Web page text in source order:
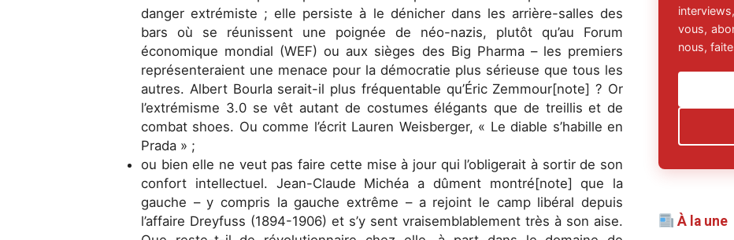
danger extrémiste ; elle persiste à le dénicher dans les arrière-salles des
bars où se réunissent une poignée de néo-nazis, plutôt qu’au Forum
économique mondial (WEF) ou aux sièges des Big Pharma – les premiers
représenteraient une menace pour la démocratie plus sérieuse que tous les
autres. Albert Bourla serait-il plus fréquentable qu’Éric Zemmour[note] ? Or
l’extrémisme 3.0 se vêt autant de costumes élégants que de treillis et de
combat shoes. Ou comme l’écrit Lauren Weisberger, « Le diable s’habille en
Prada » ;
ou bien elle ne veut pas faire cette mise à jour qui l’obligerait à sortir de son
confort intellectuel. Jean-Claude Michéa a dûment montré[note] que la
gauche – y compris la gauche extrême – a rejoint le camp libéral depuis
l’affaire Dreyfuss (1894-1906) et s’y sent vraisemblablement très à son aise.
vous,
nous,
À la une